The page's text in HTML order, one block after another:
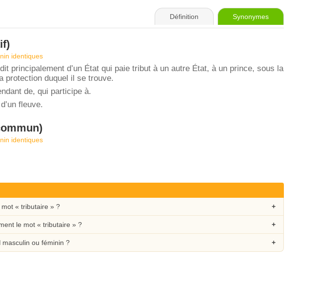
Définition Synonymes
identiques
principalement d’un État qui paie tribut à un autre État, à un prince, sous la
protection duquel il se trouve.
de, qui participe à.
fleuve.
identiques
« tributaire » ?
le mot « tributaire » ?
ou féminin ?